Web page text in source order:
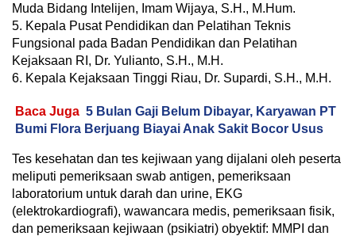
Muda Bidang Intelijen, Imam Wijaya, S.H., M.Hum.
5. Kepala Pusat Pendidikan dan Pelatihan Teknis
Fungsional pada Badan Pendidikan dan Pelatihan
Kejaksaan RI, Dr. Yulianto, S.H., M.H.
6. Kepala Kejaksaan Tinggi Riau, Dr. Supardi, S.H., M.H.
Baca Juga 5 Bulan Gaji Belum Dibayar, Karyawan PT
Bumi Flora Berjuang Biayai Anak Sakit Bocor Usus
Tes kesehatan dan tes kejiwaan yang dijalani oleh peserta
meliputi pemeriksaan swab antigen, pemeriksaan
laboratorium untuk darah dan urine, EKG
(elektrokardiografi), wawancara medis, pemeriksaan fisik,
dan pemeriksaan kejiwaan (psikiatri) obyektif: MMPI dan